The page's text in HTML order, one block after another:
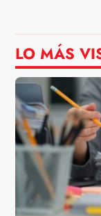
LO MÁS